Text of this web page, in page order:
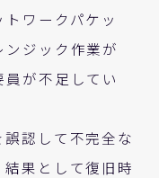
ワークパケッ
ジック作業が
が不足してい
認して不完全な
果として復旧時